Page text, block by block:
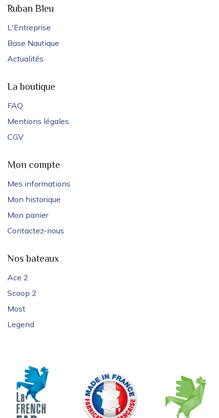
Ruban Bleu
L'Entreprise
Base Nautique
Actualités
La boutique
FAQ
Mentions légales
CGV
Mon compte
Mes informations
Mon historique
Mon panier
Contactez-nous
Nos bateaux
Ace 2
Scoop 2
Most
Legend